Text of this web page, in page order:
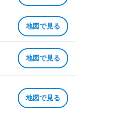
地図で見る
地図で見る
地図で見る